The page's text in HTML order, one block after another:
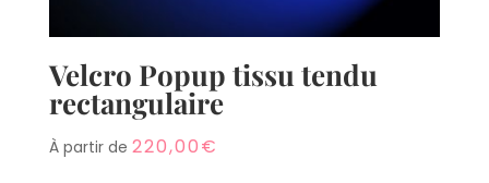
Velcro Popup tissu tendu
rectangulaire
À partir de 220,00€